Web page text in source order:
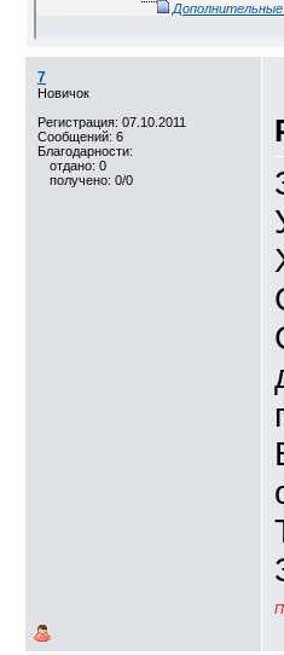
7
Новичок
Регистрация: 07.10.2011
Сообщений: 6
Благодарности:
отдано: 0
получено: 0/0